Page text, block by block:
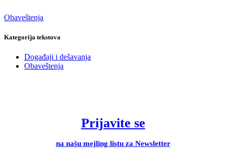
Obaveštenja
Kategorija tekstova
Događaji i dešavanja
Obaveštenja
Prijavite se
na našu mejling listu za Newsletter